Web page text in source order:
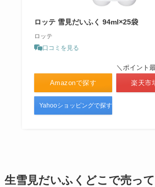
ってる？どこで
くら？
こで買える？業
てる？
トトロのお菓子
ロッテ 雪見だいふく 94ml×25袋
ロッテ
口コミを見る
Amazonで探す
＼ポイント
楽天市
Yahooショッピングで探す
生雪見だいふくどこで売っ